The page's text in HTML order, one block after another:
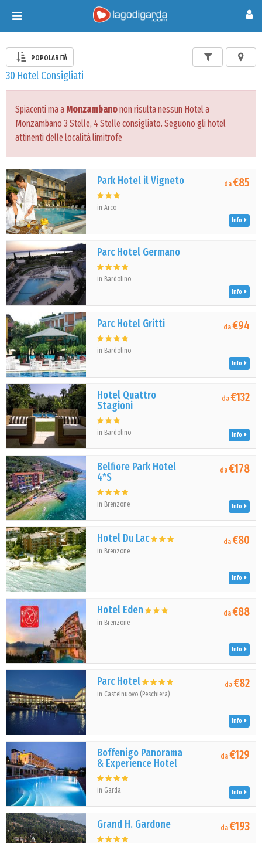
Toggle
navigation
POPOLARITÀ
30 Hotel Consigliati
Spiacenti ma a Monzambanonon risulta nessun Hotel a
Monzambano 3 Stelle, 4 Stelle consigliato. Seguono gli hotel
attinenti delle località limitrofe
Park Hotel il Vigneto
in Arco
da€85
Info
Parc Hotel Germano
in Bardolino
Info
Parc Hotel Gritti
in Bardolino
da€94
Info
Hotel Quattro
Stagioni
in Bardolino
da€132
Info
Belfiore Park Hotel
4*S
in Brenzone
da€178
Info
Hotel Du Lac
in Brenzone
da€80
Info
Hotel Eden
in Brenzone
da€88
Info
Parc Hotel
in Castelnuovo (Peschiera)
da€82
Info
Boffenigo Panorama
& Experience Hotel
in Garda
da€129
Info
Grand H. Gardone da€193